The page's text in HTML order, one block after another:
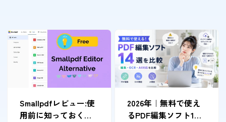
Smallpdfレビュー:使
用前に知っておくべ
2026年｜無料で使え
るPDF編集ソフト14